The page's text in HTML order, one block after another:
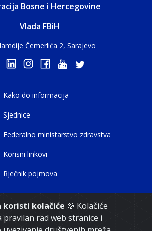
koristi kolačiće 🍪 Kolačiće
pravilan rad web stranice i
Bosne i Hercegovine
Vlada FBiH
Čemerlića 2, Sarajevo
Kako do informacija
Sjednice
Federalno ministarstvo zdravstva
Korisni linkovi
Rječnik pojmova
2021. Vlada Federacije Bosne i